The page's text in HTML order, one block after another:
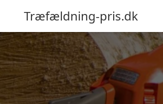
Træfældning-pris.dk